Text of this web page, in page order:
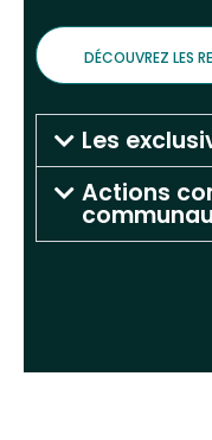
DÉCOUVREZ LES
Les
Actions